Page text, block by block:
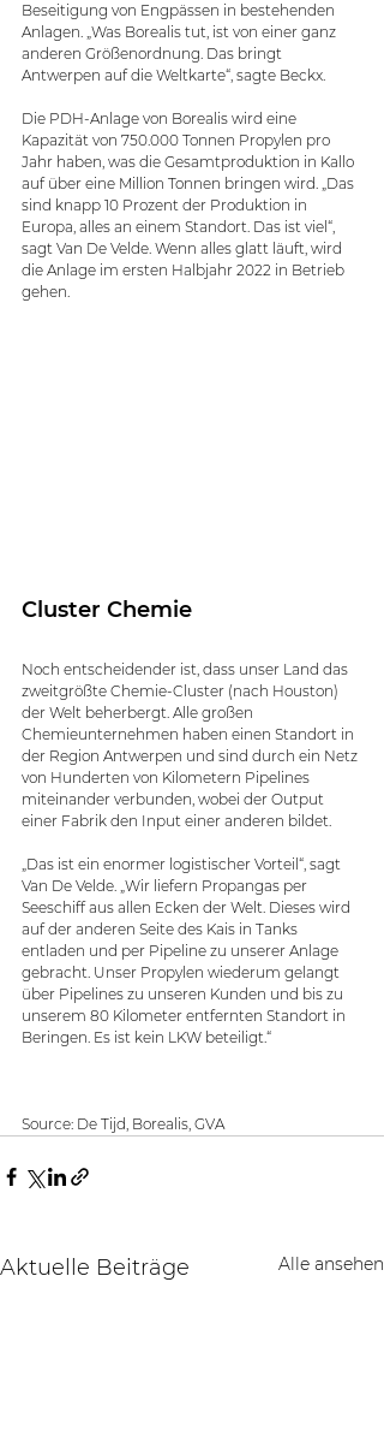
Beseitigung von Engpässen in bestehenden
Anlagen. „Was Borealis tut, ist von einer ganz
anderen Größenordnung. Das bringt
Antwerpen auf die Weltkarte“, sagte Beckx.
Die PDH-Anlage von Borealis wird eine
Kapazität von 750.000 Tonnen Propylen pro
Jahr haben, was die Gesamtproduktion in Kallo
auf über eine Million Tonnen bringen wird. „Das
sind knapp 10 Prozent der Produktion in
Europa, alles an einem Standort. Das ist viel“,
sagt Van De Velde. Wenn alles glatt läuft, wird
die Anlage im ersten Halbjahr 2022 in Betrieb
gehen.
Cluster Chemie
Noch entscheidender ist, dass unser Land das
zweitgrößte Chemie-Cluster (nach Houston)
der Welt beherbergt. Alle großen
Chemieunternehmen haben einen Standort in
der Region Antwerpen und sind durch ein Netz
von Hunderten von Kilometern Pipelines
miteinander verbunden, wobei der Output
einer Fabrik den Input einer anderen bildet.
„Das ist ein enormer logistischer Vorteil“, sagt
Van De Velde. „Wir liefern Propangas per
Seeschiff aus allen Ecken der Welt. Dieses wird
auf der anderen Seite des Kais in Tanks
entladen und per Pipeline zu unserer Anlage
gebracht. Unser Propylen wiederum gelangt
über Pipelines zu unseren Kunden und bis zu
unserem 80 Kilometer entfernten Standort in
Beringen. Es ist kein LKW beteiligt.“
Source: De Tijd, Borealis, GVA
Aktuelle Beiträge Alle ansehen